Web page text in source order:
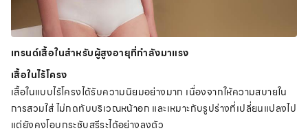
เทรนด์เสื้อในสำหรับผู้สูงอายุที่กำลังมาแรง
เสื้อในไร้โครง
เสื้อในแบบไร้โครงได้รับความนิยมอย่างมาก เนื่องจากให้ความสบายใน
การสวมใส่ ไม่กดทับบริเวณหน้าอก และเหมาะกับรูปร่างที่เปลี่ยนแปลงไป
แต่ยังคงโอบกระชับสรีระได้อย่างลงตัว